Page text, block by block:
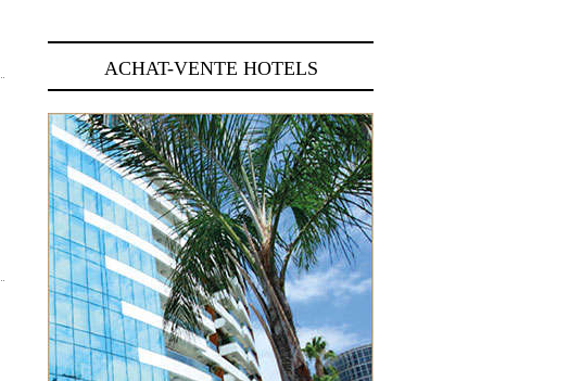
ACHAT-VENTE HOTELS